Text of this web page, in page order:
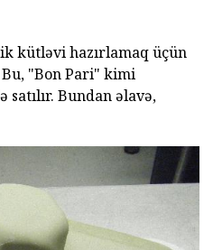
kütləvi hazırlamaq üçün
"Bon Pari" kimi
Bundan əlavə,